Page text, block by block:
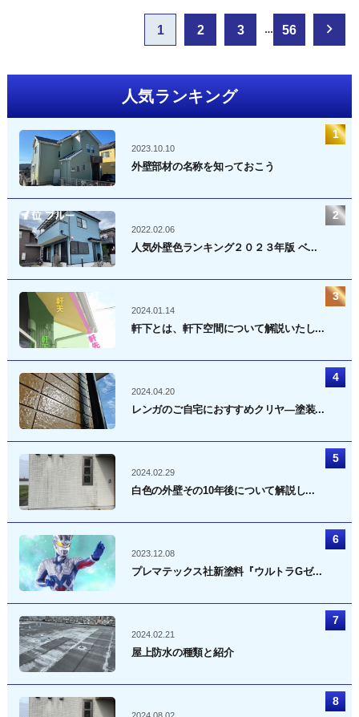
ペ
ジ
送
り
1 2 3 … 56
人気ランキング
2023.10.10
外壁部材の名称を知っておこう
2022.02.06
人気外壁色ランキング２０２３年版 ベ...
2024.01.14
軒下とは、軒下空間について解説いたし...
2024.04.20
レンガのご自宅におすすめクリヤ―塗装...
2024.02.29
白色の外壁その10年後について解説し...
2023.12.08
プレマテックス社新塗料『ウルトラGゼ...
2024.02.21
屋上防水の種類と紹介